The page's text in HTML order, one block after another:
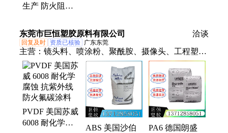
生产 防火阻燃
新材料
东莞市巨恒塑胶原料有限公司 洽谈
回复及时 资质已核验 广东东莞
主营： 镜头料、喷涂粉、聚酰胺、摄像头、工程塑
料、汽车齿轮、薄壁部件、镜头镜片、绝缘材料、电
子电器、飞机零件、电线电缆、喷涂涂层、流延薄
膜、电气元件、线材板材、光学镜头、汽车部件、薄
壁制品、镜头专用料、汽车电子部件、电动工具配
件、高抗冲纯树脂、照明灯具原料、精密仪器零部件
PVDF 美国苏威
6008 耐化学腐
ABS 美国沙伯
PA6 德国朗盛